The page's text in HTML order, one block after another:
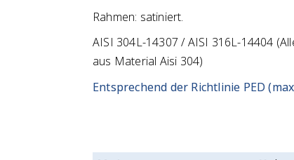
Rahmen: satiniert.
AISI 304L-14307 / AISI 316L-14404
aus Material Aisi 304)
Entsprechend der Richtlinie PED